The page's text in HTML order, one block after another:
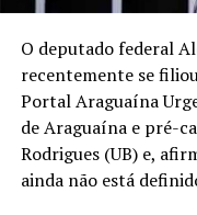
O deputado federal
recentemente se
Portal Araguaína
de Araguaína e pré-
Rodrigues (UB) e,
ainda não está